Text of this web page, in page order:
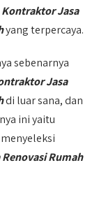
Kontraktor Jasa
yang terpercaya.
sebenarnya
Jasa
di luar sana, dan
ini yaitu
Rumah